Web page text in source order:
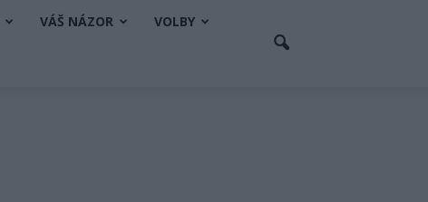
VÁŠ NÁZOR VOLBY